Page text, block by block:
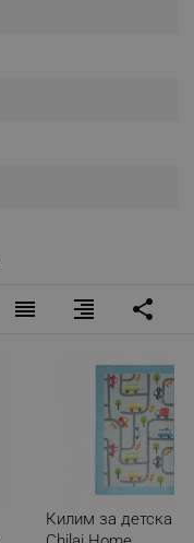
reorder format_align_right share
Килим за детска